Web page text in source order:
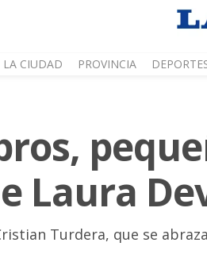
LA CIUDAD PROVINCIA
Laura
Turdera, que se